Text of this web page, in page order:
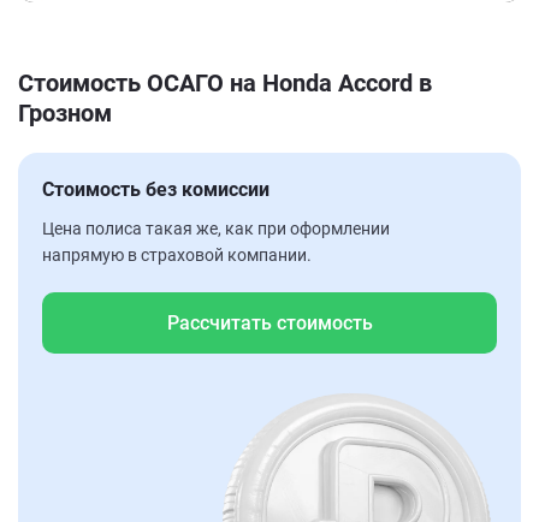
Стоимость ОСАГО на Honda Accord в
Грозном
Стоимость без комиссии
Цена полиса такая же, как при оформлении
напрямую в страховой компании.
Рассчитать стоимость